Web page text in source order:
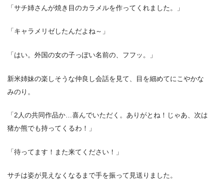
「サチ姉さんが焼き目のカラメルを作ってくれました。」
「キャラメリゼしたんだよね～」
「はい。外国の女の子っぽい名前の、フフッ。」
新米姉妹の楽しそうな仲良し会話を見て、目を細めてにこやかな
みのり。
「2人の共同作品か…喜んでいただく。ありがとね！じゃあ、次は
猪か熊でも持ってくるわ！」
「待ってます！また来てください！」
サチは姿が見えなくなるまで手を振って見送りました。